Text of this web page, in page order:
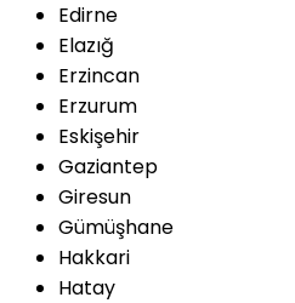
Edirne
Elazığ
Erzincan
Erzurum
Eskişehir
Gaziantep
Giresun
Gümüşhane
Hakkari
Hatay